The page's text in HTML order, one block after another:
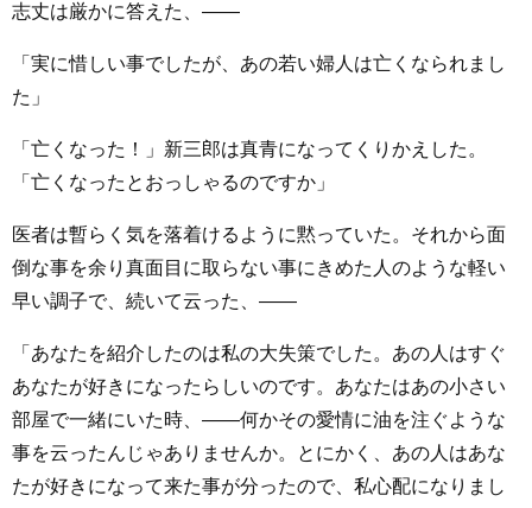
志丈は厳かに答えた、――
「実に惜しい事でしたが、あの若い婦人は亡くなられまし
た」
「亡くなった！」新三郎は真青になってくりかえした。
「亡くなったとおっしゃるのですか」
医者は暫らく気を落着けるように黙っていた。それから面
倒な事を余り真面目に取らない事にきめた人のような軽い
早い調子で、続いて云った、――
「あなたを紹介したのは私の大失策でした。あの人はすぐ
あなたが好きになったらしいのです。あなたはあの小さい
部屋で一緒にいた時、――何かその愛情に油を注ぐような
事を云ったんじゃありませんか。とにかく、あの人はあな
たが好きになって来た事が分ったので、私心配になりまし